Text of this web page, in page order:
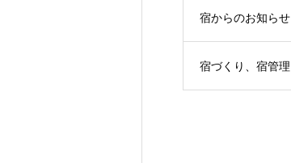
宿からのお知らせ
宿づくり、宿管理